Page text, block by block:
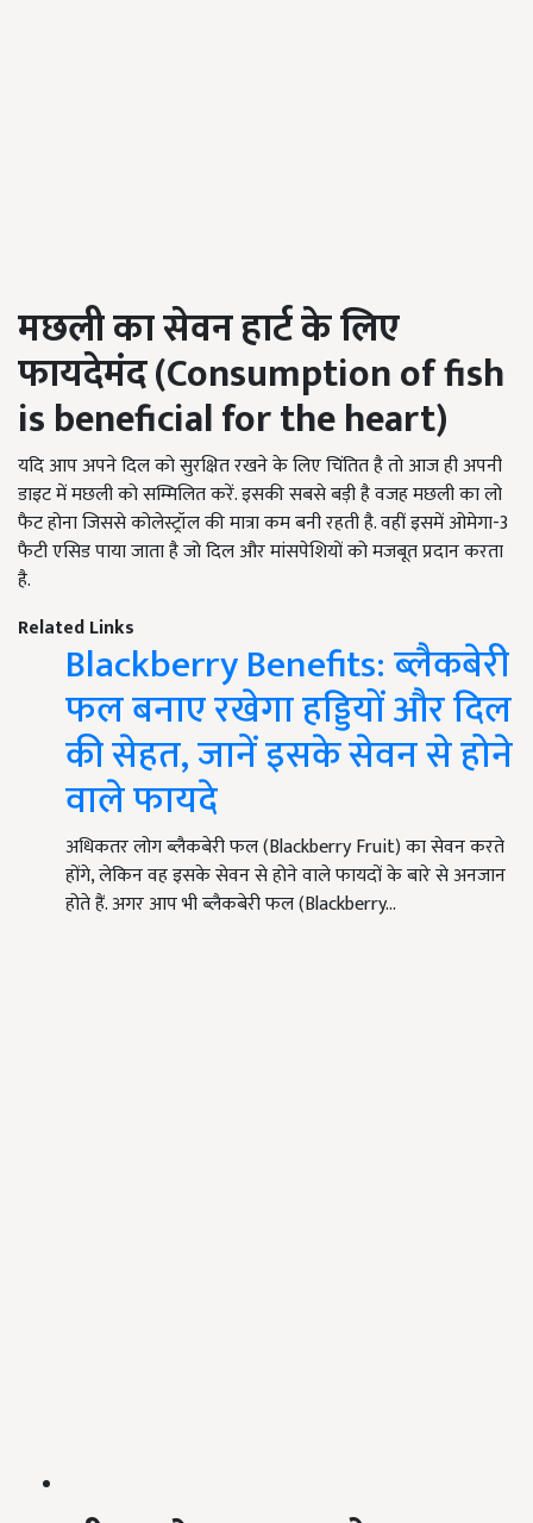
मछली का सेवन हार्टकेलिए
फायदेमंद (Consumption of fish
is beneficial for the heart)
यदि आप अपने दिल को सुरक्षित रखने के लिए चिंतित है तो आज ही अपनी
डाइट में मछली को सम्मिलित करें. इसकी सबसे बड़ी है वजह मछली का लो
फैट होना जिससे कोलेस्ट्रॉल की मात्रा कम बनी रहती है. वहीं इसमें ओमेगा-3
फैटी एसिड पाया जाता है जो दिल और मांसपेशियों को मजबूत प्रदान करता
है.
Related Links
Blackberry Benefits: ब्लैकबेरी
फल बनाए रखेगा हड्डियों और दिल
की सेहत, जानें इसके सेवन से होने
वाले फायदे
अधिकतर लोग ब्लैकबेरी फल (Blackberry Fruit) का सेवन करते
होंगे, लेकिन वह इसके सेवन से होने वाले फायदों के बारे से अनजान
होते हैं. अगर आप भी ब्लैकबेरी फल (Blackberry…